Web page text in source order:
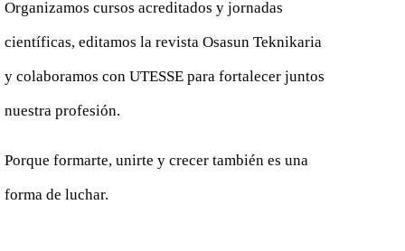
Organizamos cursos acreditados y jornadas
científicas, editamos la revista Osasun Teknikaria
y colaboramos con UTESSE para fortalecer juntos
nuestra profesión.
Porque formarte, unirte y crecer también es una
forma de luchar.